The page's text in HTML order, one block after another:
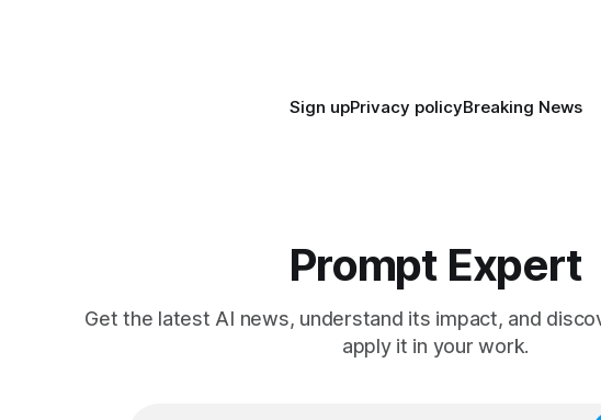
Sign upPrivacy policyBreaking News
Prompt Expert
Get the latest AI news, understand its impact, and
apply it in your work.